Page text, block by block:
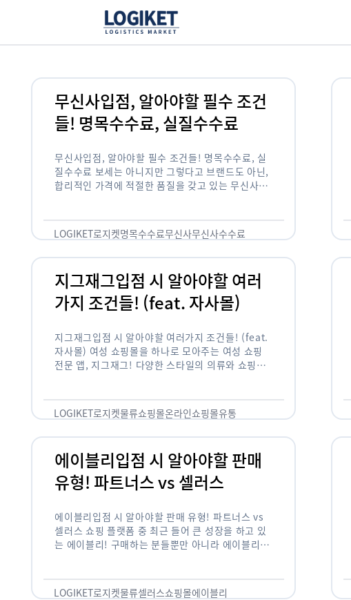
무신사입점, 알아야할 필수 조건
들! 명목수수료, 실질수수료
무신사입점, 알아야할 필수 조건들! 명목수수료, 실
질수수료 보세는 아니지만 그렇다고 브랜드도 아닌,
합리적인 가격에 적절한 품질을 갖고 있는 무신사!
LOGIKET로지켓명목수수료무신사무신사수수료
지그재그입점 시 알아야할 여러
가지 조건들! (feat. 자사몰)
지그재그입점 시 알아야할 여러가지 조건들! (feat.
자사몰) 여성 쇼핑몰을 하나로 모아주는 여성 쇼핑
전문 앱, 지그재그! 다양한 스타일의 의류와 쇼핑몰
LOGIKET로지켓물류쇼핑몰온라인쇼핑몰유통
에이블리입점 시 알아야할 판매
유형! 파트너스 vs 셀러스
에이블리입점 시 알아야할 판매 유형! 파트너스 vs
셀러스 쇼핑 플랫폼 중 최근 들어 큰 성장을 하고 있
는 에이블리! 구매하는 분들뿐만 아니라 에이블리에
LOGIKET로지켓물류셀러스쇼핑몰에이블리